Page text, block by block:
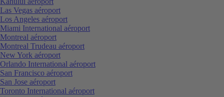
Las Vegas aéroport
Los Angeles aéroport
Miami International aéroport
Montreal aéroport
Montreal Trudeau aéroport
New York aéroport
Orlando International aéroport
San Francisco aéroport
San Jose aéroport
Toronto International aéroport